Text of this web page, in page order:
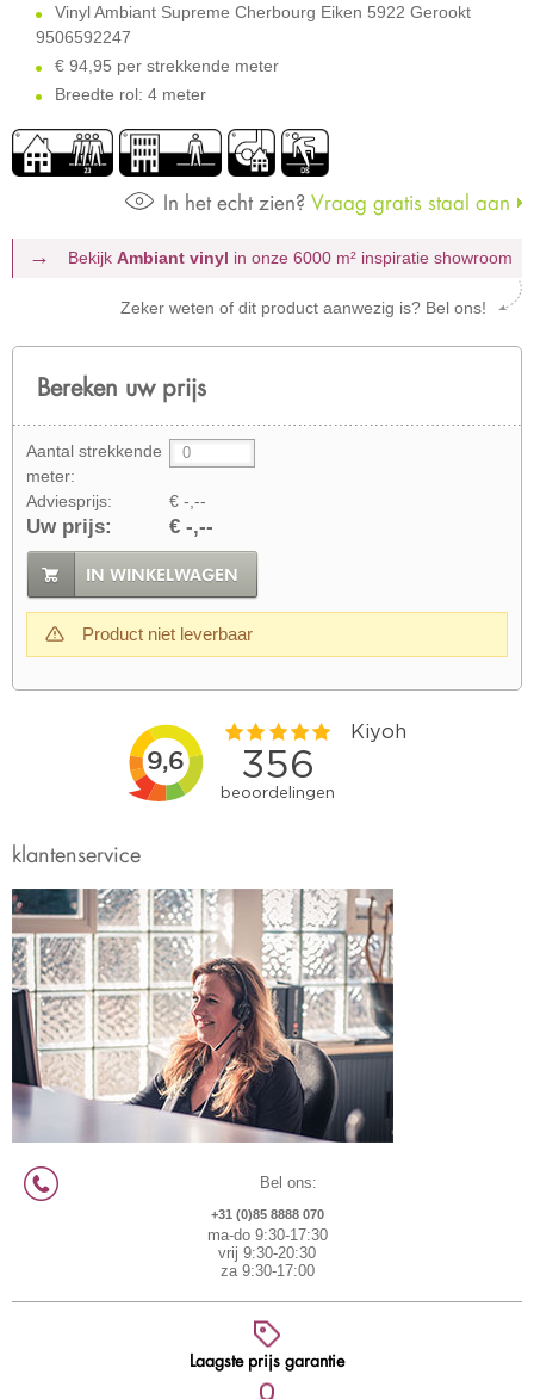
Vinyl Ambiant Supreme Cherbourg Eiken 5922 Gerookt
9506592247
€ 94,95 per strekkende meter
Breedte rol: 4 meter
In het echt zien? Vraag gratis staal aan
Bekijk Ambiant vinyl in onze 6000 m² inspiratie showroom
Zeker weten of dit product aanwezig is? Bel ons!
Bereken uw prijs
Aantal strekkende
meter:
Adviesprijs:
€ -,--
Uw prijs: € -,--
IN WINKELWAGEN
Product niet leverbaar
klantenservice
Bel ons:
+31 (0)85 8888 070
ma-do 9:30-17:30
vrij 9:30-20:30
za 9:30-17:00
Laagste prijs garantie